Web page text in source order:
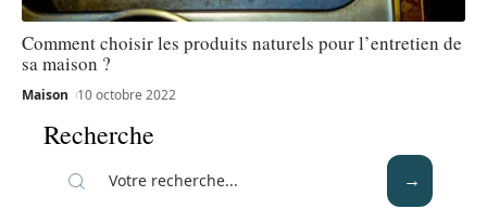
Comment choisir les produits naturels pour l’entretien de
sa maison ?
Maison 10 octobre 2022
Recherche